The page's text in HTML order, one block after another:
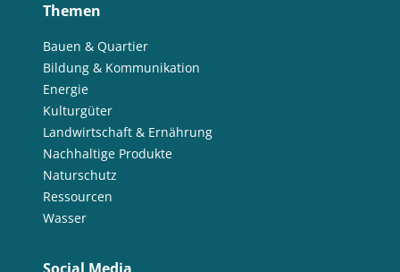
Themen
Bauen & Quartier
Bildung & Kommunikation
Energie
Kulturgüter
Landwirtschaft & Ernährung
Nachhaltige Produkte
Naturschutz
Ressourcen
Wasser